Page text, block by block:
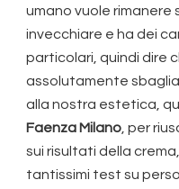
umano vuole rimanere
invecchiare e ha dei
particolari, quindi dire
assolutamente
alla nostra estetica,
Faenza Milano, per
sui risultati della
tantissimi test su